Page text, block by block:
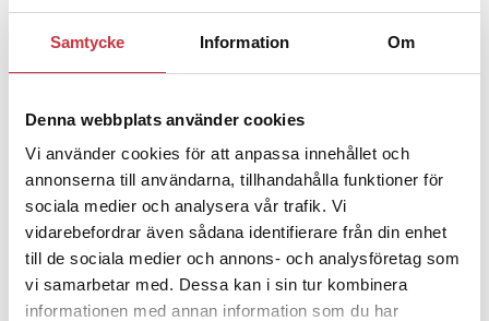
Samtycke Information Om
Denna webbplats använder cookies
Vi använder cookies för att anpassa innehållet och
annonserna till användarna, tillhandahålla funktioner för
sociala medier och analysera vår trafik. Vi
vidarebefordrar även sådana identifierare från din enhet
till de sociala medier och annons- och analysföretag som
vi samarbetar med. Dessa kan i sin tur kombinera
informationen med annan information som du har
Han tycker
att detta är något som både
Polisförbundet och arbetsgivaren måste titta på. Än
händelser.
– Vi ska vara öppna för att det här nog är något vi
ska använda oss av, men frågan är hur.
Tomas Stjernfeldt förstår de poliser som betraktar
kameran som en extra säkerhet inte minst när det
gäller att bli trodd. Men han ser det som ett
problem om kameran skulle bli norm.